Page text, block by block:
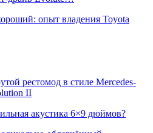
опыт владения Toyota
рестомод в стиле Mercedes-
II
акустика 6×9 дюймов?